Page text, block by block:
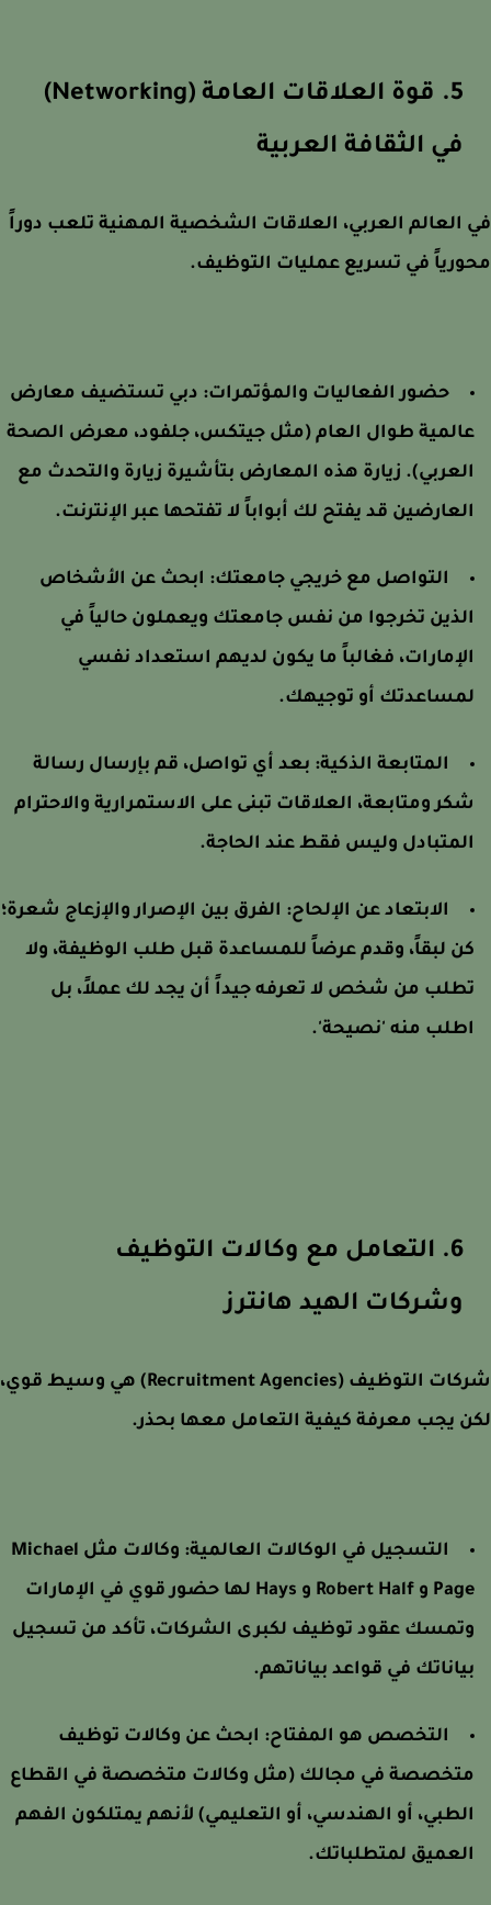
5. قوة العلاقات العامة (Networking)
في الثقافة العربية
العالم العربي، العلاقات الشخصية المهنية تلعب دوراً
في تسريع عمليات التوظيف.
حضور الفعاليات والمؤتمرات: دبي تستضيف معارض
طوال العام (مثل جيتكس، جلفود، معرض الصحة
زيارة هذه المعارض بتأشيرة زيارة والتحدث مع
قد يفتح لك أبواباً لا تفتحها عبر الإنترنت.
التواصل مع خريجي جامعتك: ابحث عن الأشخاص
تخرجوا من نفس جامعتك ويعملون حالياً في
فغالباً ما يكون لديهم استعداد نفسي
أو توجيهك.
المتابعة الذكية: بعد أي تواصل، قم بإرسال رسالة
ومتابعة، العلاقات تبنى على الاستمرارية والاحترام
وليس فقط عند الحاجة.
الابتعاد عن الإلحاح: الفرق بين الإصرار والإزعاج شعرة؛
لبقاً، وقدم عرضاً للمساعدة قبل طلب الوظيفة، ولا
من شخص لا تعرفه جيداً أن يجد لك عملاً، بل
منه 'نصيحة'.
6. التعامل مع وكالات التوظيف
وشركات الهيد هانترز
شركات التوظيف (Recruitment Agencies) هي وسيط قوي،
يجب معرفة كيفية التعامل معها بحذر.
التسجيل في الوكالات العالمية: وكالات مثل Michael
Page و Robert Half و Hays لها حضور قوي في الإمارات
عقود توظيف لكبرى الشركات، تأكد من تسجيل
في قواعد بياناتهم.
التخصص هو المفتاح: ابحث عن وكالات توظيف
في مجالك (مثل وكالات متخصصة في القطاع
أو الهندسي، أو التعليمي) لأنهم يمتلكون الفهم
لمتطلباتك.